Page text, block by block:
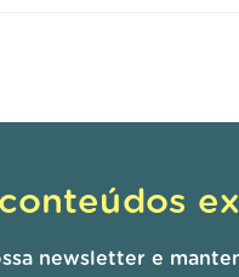
newsletter e